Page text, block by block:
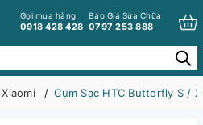
Gọi mua hàng
0918 428 428
Báo Giá Sửa Chữa
0797 253 888
Cụm Sạc HTC Butterfly S /